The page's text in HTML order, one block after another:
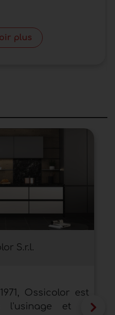
plus
S.r.l.
Ossicolor est
l'usinage et le